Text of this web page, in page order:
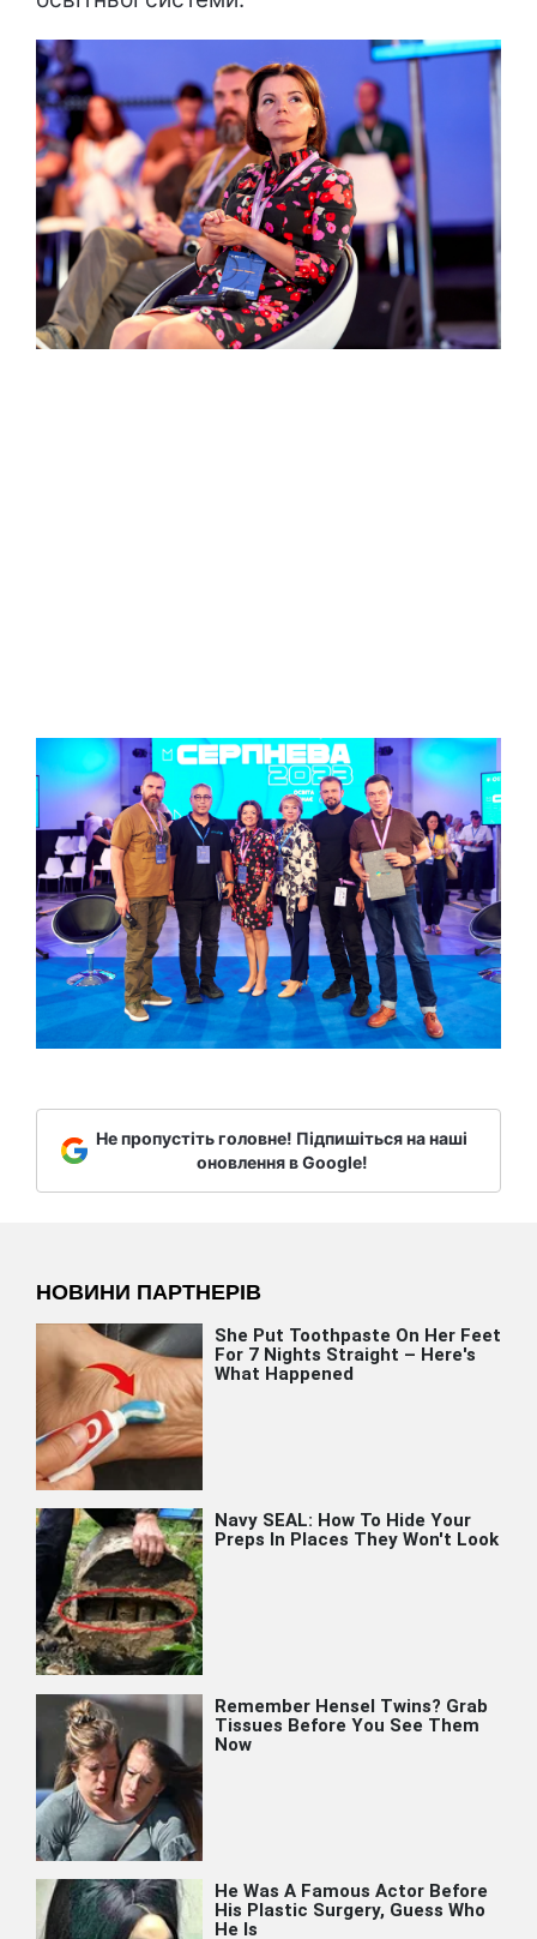
Не пропустіть головне! Підпишіться на наші
оновлення в Google!